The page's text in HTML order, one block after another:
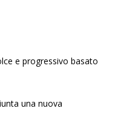
e progressivo basato
una nuova